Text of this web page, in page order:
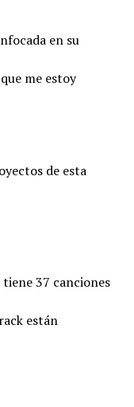
en su
me estoy
de esta
37 canciones
están